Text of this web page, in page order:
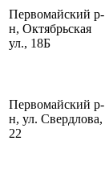
Первомайский р-
н, Октябрьская
ул., 18Б
Первомайский р-
н, ул. Свердлова,
22